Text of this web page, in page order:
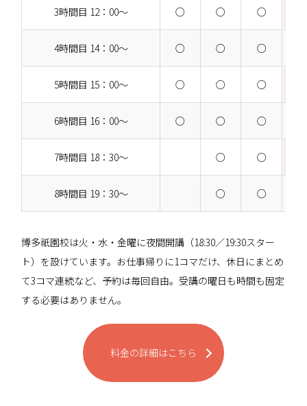
3時間目 12：00～ ○ ○ ○
4時間目 14：00～ ○ ○ ○
5時間目 15：00～ ○ ○ ○
6時間目 16：00～ ○ ○ ○
7時間目 18：30～ ○ ○
8時間目 19：30～ ○ ○
博多祇園校は火・水・金曜に夜間開講（18:30／19:30スター
ト）を設けています。お仕事帰りに1コマだけ、休日にまとめ
て3コマ連続など、予約は毎回自由。受講の曜日も時間も固定
する必要はありません。
料金の詳細はこちら